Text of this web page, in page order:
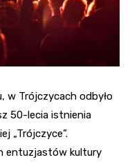
w Trójczycach odbyło
50-lecia istnienia
„Trójczyce”.
entuzjastów kultury